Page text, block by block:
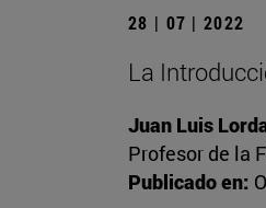
28 | 07 | 2022
La
Juan Luis
Profesor de la
Publicado en: